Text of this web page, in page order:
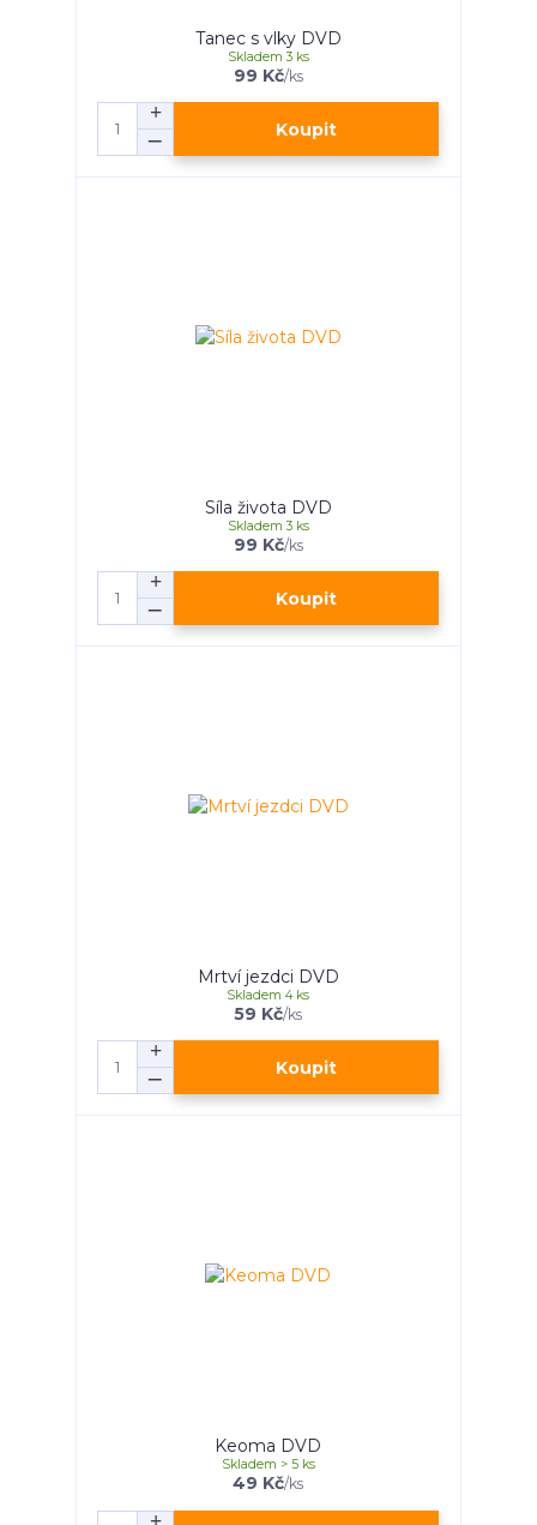
Tanec s vlky DVD
99 Kč/ks
Skladem 3 ks
Koupit
Síla života DVD
99 Kč/ks
Skladem 3 ks
Koupit
Mrtví jezdci DVD
59 Kč/ks
Skladem 4 ks
Koupit
Keoma DVD
49 Kč/ks
Skladem > 5 ks